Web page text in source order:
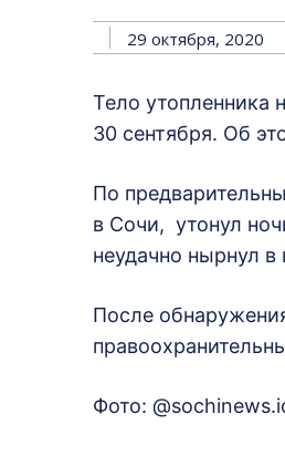
29 октября, 2020
Тело утопленника
30 сентября. Об
По
в Сочи, утонул
неудачно нырнул в
После
Фото: